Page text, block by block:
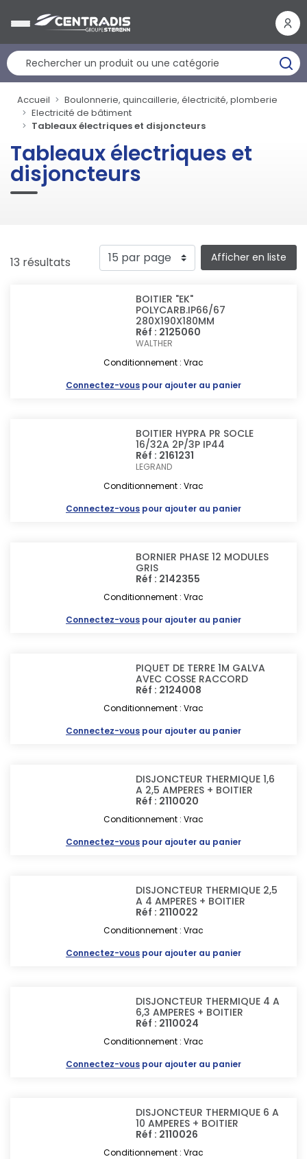
Accueil
Boulonnerie, quincaillerie, électricité, plomberie
Electricité de bâtiment
Tableaux électriques et disjoncteurs
Tableaux électriques et
disjoncteurs
13 résultats Afficher en liste
BOITIER "EK"
POLYCARB.IP66/67
280X190X180MM
Réf : 2125060
WALTHER
Conditionnement : Vrac
Connectez-vous pour ajouter au panier
BOITIER HYPRA PR SOCLE
16/32A 2P/3P IP44
Réf : 2161231
LEGRAND
Conditionnement : Vrac
Connectez-vous pour ajouter au panier
BORNIER PHASE 12 MODULES
GRIS
Réf : 2142355
Conditionnement : Vrac
Connectez-vous pour ajouter au panier
PIQUET DE TERRE 1M GALVA
AVEC COSSE RACCORD
Réf : 2124008
Conditionnement : Vrac
Connectez-vous pour ajouter au panier
DISJONCTEUR THERMIQUE 1,6
A 2,5 AMPERES + BOITIER
Réf : 2110020
Conditionnement : Vrac
Connectez-vous pour ajouter au panier
DISJONCTEUR THERMIQUE 2,5
A 4 AMPERES + BOITIER
Réf : 2110022
Conditionnement : Vrac
Connectez-vous pour ajouter au panier
DISJONCTEUR THERMIQUE 4 A
6,3 AMPERES + BOITIER
Réf : 2110024
Conditionnement : Vrac
Connectez-vous pour ajouter au panier
DISJONCTEUR THERMIQUE 6 A
10 AMPERES + BOITIER
Réf : 2110026
Conditionnement : Vrac